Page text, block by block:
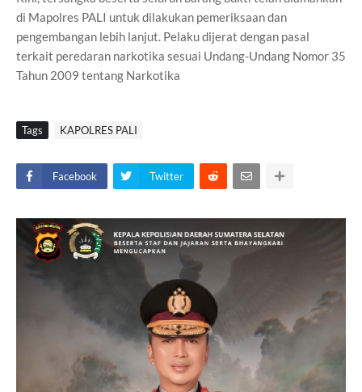
di Mapolres PALI untuk dilakukan pemeriksaan dan
pengembangan lebih lanjut. Pelaku dijerat dengan pasal
terkait peredaran narkotika sesuai Undang-Undang Nomor 35
Tahun 2009 tentang Narkotika
Tags KAPOLRES PALI
Facebook Twitter